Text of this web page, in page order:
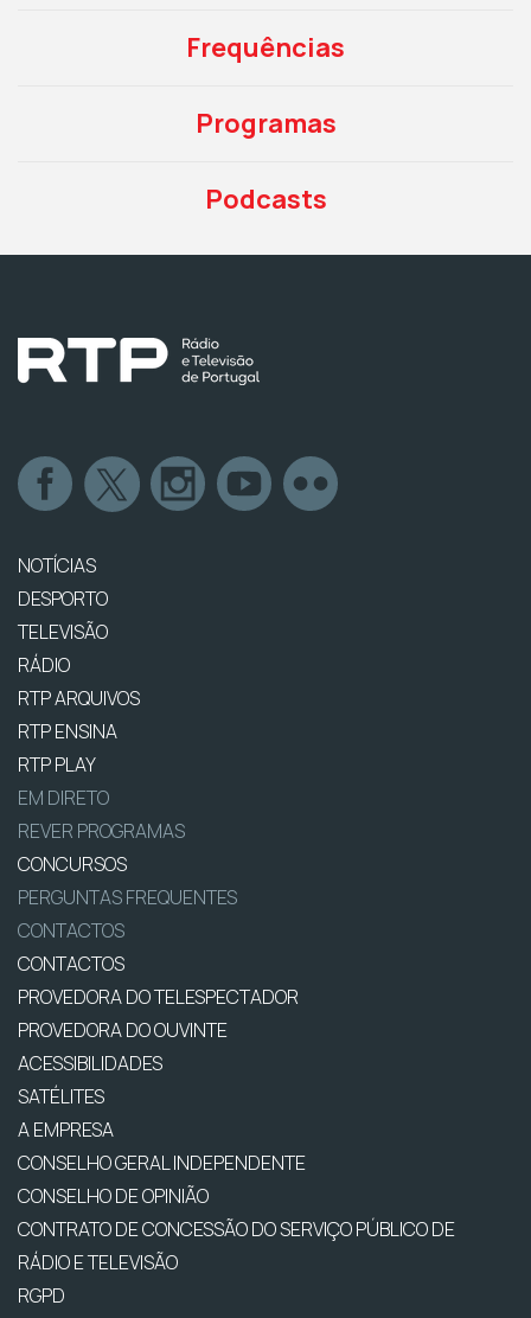
Frequências
Programas
Podcasts
NOTÍCIAS
DESPORTO
TELEVISÃO
RÁDIO
RTP ARQUIVOS
RTP ENSINA
RTP PLAY
EM DIRETO
REVER PROGRAMAS
CONCURSOS
PERGUNTAS FREQUENTES
CONTACTOS
CONTACTOS
PROVEDORA DO TELESPECTADOR
PROVEDORA DO OUVINTE
ACESSIBILIDADES
SATÉLITES
A EMPRESA
CONSELHO GERAL INDEPENDENTE
CONSELHO DE OPINIÃO
CONTRATO DE CONCESSÃO DO SERVIÇO PÚBLICO DE
RÁDIO E TELEVISÃO
RGPD